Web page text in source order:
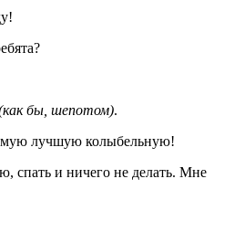
бы, шепотом).
лучшую колыбельную!
спать и ничего не делать. Мне